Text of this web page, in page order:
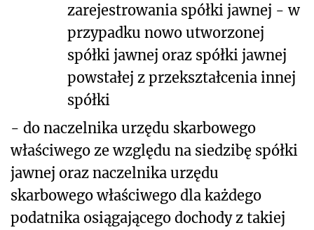
zarejestrowania spółki jawnej - w
przypadku nowo utworzonej
spółki jawnej oraz spółki jawnej
powstałej z przekształcenia innej
spółki
- do naczelnika urzędu skarbowego
właściwego ze względu na siedzibę spółki
jawnej oraz naczelnika urzędu
skarbowego właściwego dla każdego
podatnika osiągającego dochody z takiej